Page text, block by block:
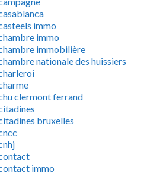
immo
immo
immobilière
nationale des huissiers
clermont ferrand
bruxelles
immo